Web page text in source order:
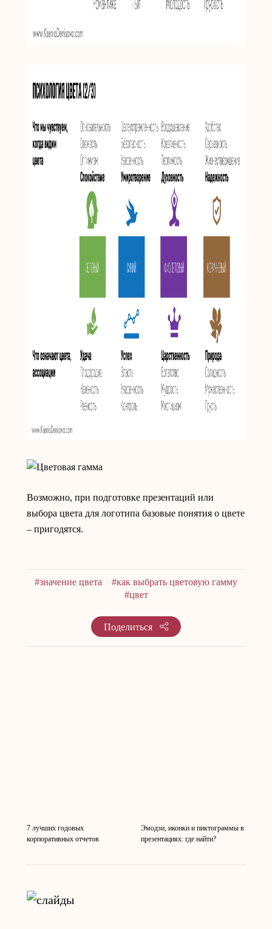
Возможно, при подготовке презентаций или
выбора цвета для логотипа базовые понятия о цвете
– пригодятся.
#значение цвета
#как выбрать цветовую гамму
#цвет
Поделиться
7 лучших годовых
корпоративных отчетов
Эмодзи, иконки и пиктограммы в
презентациях: где найти?